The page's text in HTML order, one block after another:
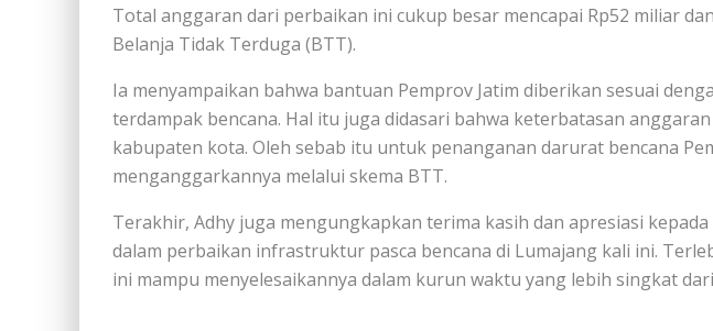
Total anggaran dari perbaikan ini cukup besar mencapai Rp52 miliar
Belanja Tidak Terduga (BTT).
Ia menyampaikan bahwa bantuan Pemprov Jatim diberikan sesuai
terdampak bencana. Hal itu juga didasari bahwa keterbatasan
kabupaten kota. Oleh sebab itu untuk penanganan darurat bencana
menganggarkannya melalui skema BTT.
Terakhir, Adhy juga mengungkapkan terima kasih dan apresiasi
dalam perbaikan infrastruktur pasca bencana di Lumajang kali ini.
ini mampu menyelesaikannya dalam kurun waktu yang lebih singkat